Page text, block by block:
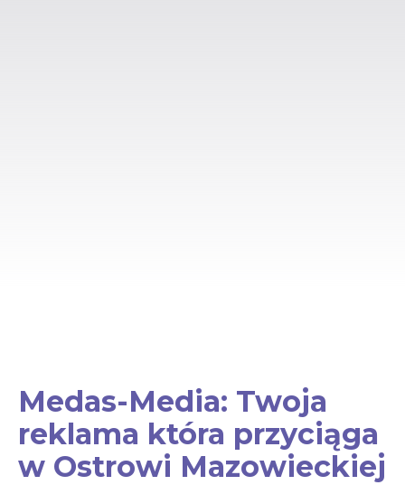
Medas-Media: Twoja
reklama która przyciąga
w Ostrowi Mazowieckiej